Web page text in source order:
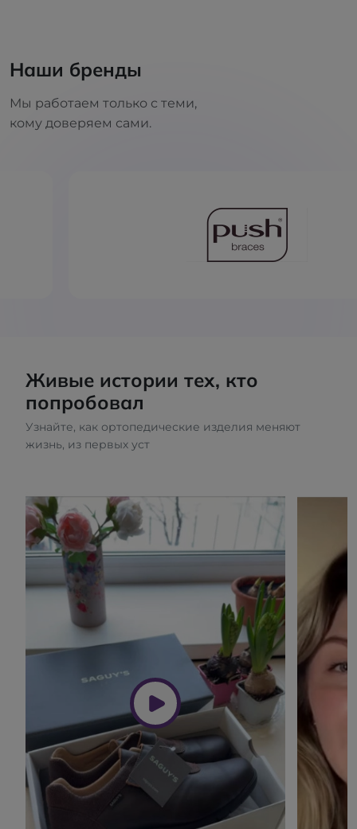
Наши бренды
Мы работаем только с теми,
кому доверяем сами.
Живые истории тех, кто
попробовал
Узнайте, как ортопедические изделия меняют
жизнь, из первых уст